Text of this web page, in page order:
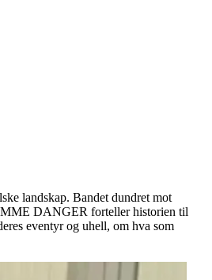
landskap. Bandet dundret mot
DANGER forteller historien til
eventyr og uhell, om hva som